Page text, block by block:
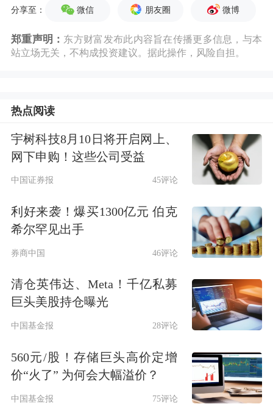
加赞赏。他提到，当天正是当年官宣阿
贝尔出任首席执行官的纪念日。
巴菲特表示：“我们做不出比这更好的
仅接手了我过往的所有工作，还做得更
多、更好。他就是最合适的人选。”
巴菲特致辞盛赞库克
巴菲特随后在股东大会开场致辞中，特
受全场致意。
巴菲特谈及库克接掌苹果创始人史蒂夫
分享至： 微信 朋友圈 微博
郑重声明： 东方财富发布此内容旨在传播更多信息，与本
站立场无关，不构成投资建议。据此操作，风险自担。
热点阅读
宇树科技8月10日将开启网上、
网下申购！这些公司受益
中国证券报 45评论
利好来袭！爆买1300亿元 伯克
希尔罕见出手
券商中国 46评论
清仓英伟达、Meta！千亿私募
巨头美股持仓曝光
中国基金报 28评论
560元/股！存储巨头高价定增
价“火了” 为何会大幅溢价？
中国基金报 75评论